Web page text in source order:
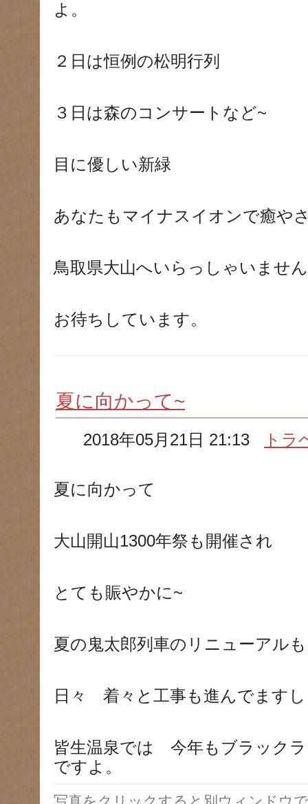
よ。
２日は恒例の松明行列
３日は森のコンサートなど~
目に優しい新緑
あなたもマイナスイオンで癒や
鳥取県大山へいらっしゃいま
お待ちしています。
夏に向かって~
2018年05月21日 21:13 トラ
夏に向かって
大山開山1300年祭も開催され
とても賑やかに~
夏の鬼太郎列車のリニューアル
日々 着々と工事も進んでますし
皆生温泉では 今年もブラック
ですよ。